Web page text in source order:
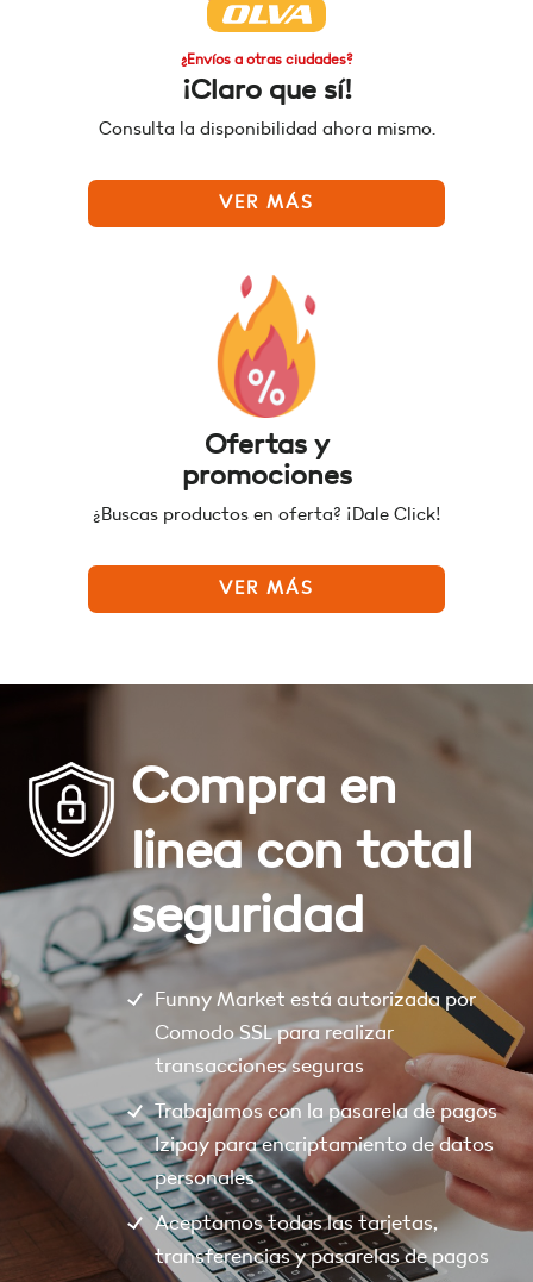
¿Envíos a otras ciudades?
¡Claro que sí!
Consulta la disponibilidad ahora mismo.
VER MÁS
Ofertas y
promociones
¿Buscas productos en oferta? ¡Dale Click!
VER MÁS
Compra en
linea con total
seguridad
Funny Market está autorizada por
Comodo SSL para realizar
transacciones seguras
Trabajamos con la pasarela de pagos
Izipay para encriptamiento de datos
personales
Aceptamos todas las tarjetas,
transferencias y pasarelas de pagos